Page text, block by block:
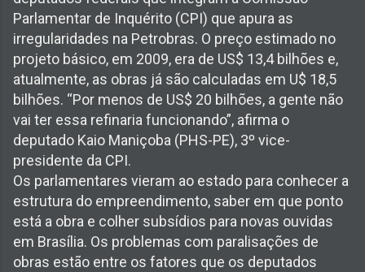
Parlamentar de Inquérito (CPI) que apura as
irregularidades na Petrobras. O preço estimado no
projeto básico, em 2009, era de US$ 13,4 bilhões e,
atualmente, as obras já são calculadas em U$ 18,5
bilhões. “Por menos de US$ 20 bilhões, a gente não
vai ter essa refinaria funcionando”, afirma o
deputado Kaio Maniçoba (PHS-PE), 3º vice-
presidente da CPI.
Os parlamentares vieram ao estado para conhecer a
estrutura do empreendimento, saber em que ponto
está a obra e colher subsídios para novas ouvidas
em Brasília. Os problemas com paralisações de
obras estão entre os fatores que os deputados